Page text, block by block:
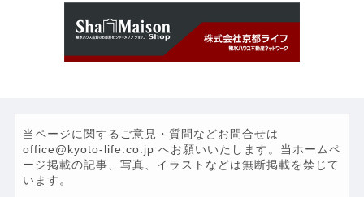
当ページに関するご意見・質問などお問合せは
office@kyoto-life.co.jp へお願いいたします。当ホームペ
ージ掲載の記事、写真、イラストなどは無断掲載を禁じて
います。